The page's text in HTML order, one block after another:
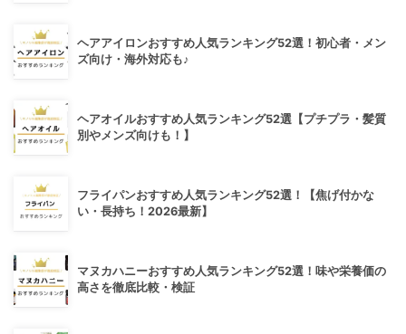
ヘアアイロンおすすめ人気ランキング52選！初心者・メン
ズ向け・海外対応も♪
ヘアオイルおすすめ人気ランキング52選【プチプラ・髪質
別やメンズ向けも！】
フライパンおすすめ人気ランキング52選！【焦げ付かな
い・長持ち！2026最新】
マヌカハニーおすすめ人気ランキング52選！味や栄養価の
高さを徹底比較・検証